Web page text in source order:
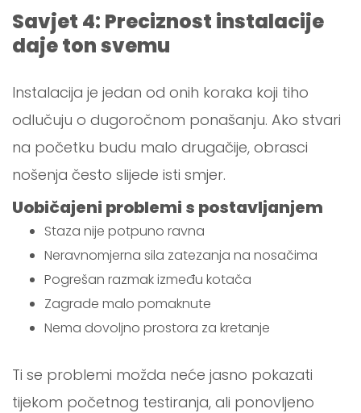
Savjet 4: Preciznost instalacije
daje ton svemu
Instalacija je jedan od onih koraka koji tiho
odlučuju o dugoročnom ponašanju. Ako stvari
na početku budu malo drugačije, obrasci
nošenja često slijede isti smjer.
Uobičajeni problemi s postavljanjem
Staza nije potpuno ravna
Neravnomjerna sila zatezanja na nosačima
Pogrešan razmak između kotača
Zagrade malo pomaknute
Nema dovoljno prostora za kretanje
Ti se problemi možda neće jasno pokazati
tijekom početnog testiranja, ali ponovljeno